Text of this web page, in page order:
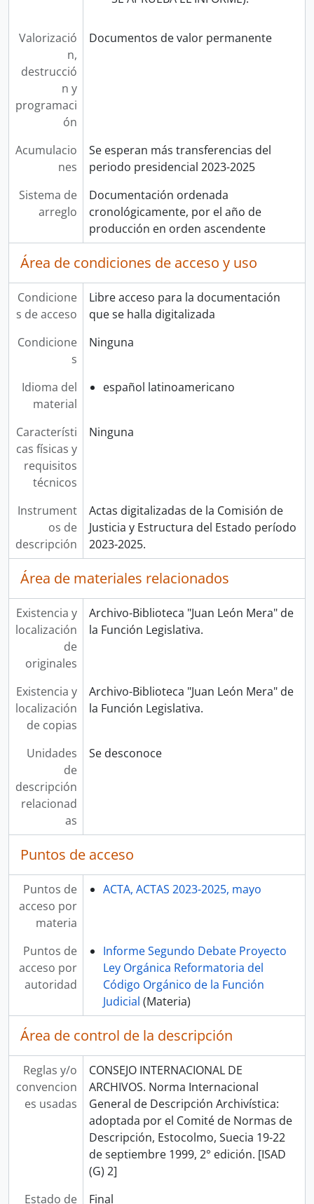
Valorizació
n,
destrucció
n y
programaci
ón
Documentos de valor permanente
Acumulacio
nes
Se esperan más transferencias del
periodo presidencial 2023-2025
Sistema de
arreglo
Documentación ordenada
cronológicamente, por el año de
producción en orden ascendente
Área de condiciones de acceso y uso
Condicione
s de acceso
Libre acceso para la documentación
que se halla digitalizada
Condicione
s
Ninguna
Idioma del
material
español latinoamericano
Característi
cas físicas y
requisitos
técnicos
Ninguna
Instrument
os de
descripción
Actas digitalizadas de la Comisión de
Justicia y Estructura del Estado período
2023-2025.
Área de materiales relacionados
Existencia y
localización
de
originales
Archivo-Biblioteca "Juan León Mera" de
la Función Legislativa.
Existencia y
localización
de copias
Archivo-Biblioteca "Juan León Mera" de
la Función Legislativa.
Unidades
de
descripción
relacionad
as
Se desconoce
Puntos de acceso
Puntos de
acceso por
materia
ACTA, ACTAS 2023-2025, mayo
Puntos de
acceso por
autoridad
Informe Segundo Debate Proyecto
Ley Orgánica Reformatoria del
Código Orgánico de la Función
Judicial (Materia)
Área de control de la descripción
Reglas y/o
convencion
es usadas
CONSEJO INTERNACIONAL DE
ARCHIVOS. Norma Internacional
General de Descripción Archivística:
adoptada por el Comité de Normas de
Descripción, Estocolmo, Suecia 19-22
de septiembre 1999, 2° edición. [ISAD
(G) 2]
Estado de
Final